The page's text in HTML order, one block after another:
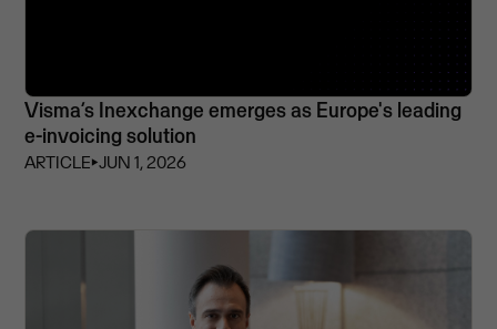
Visma’s Inexchange emerges as Europe's leading
e-invoicing solution
ARTICLE⏵JUN 1, 2026